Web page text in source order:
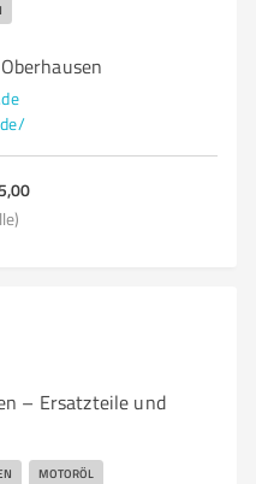
– Ersatzteile und
MOTORÖL